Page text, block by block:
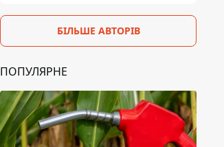
БІЛЬШЕ АВТОРІВ
ПОПУЛЯРНЕ